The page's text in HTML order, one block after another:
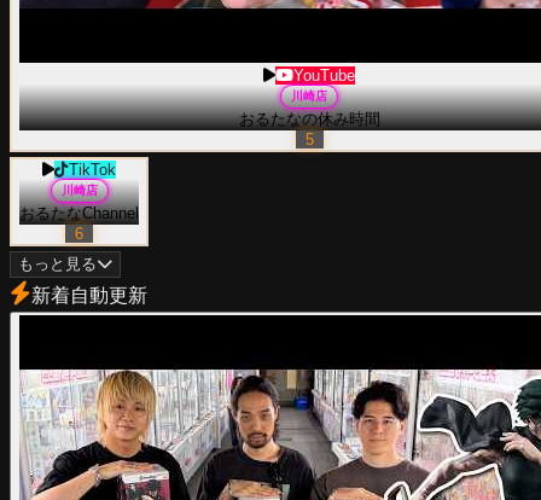
YouTube
川崎店
おるたなの休み時間
5
TikTok
川崎店
おるたなChannel
6
もっと見る
新着自動更新